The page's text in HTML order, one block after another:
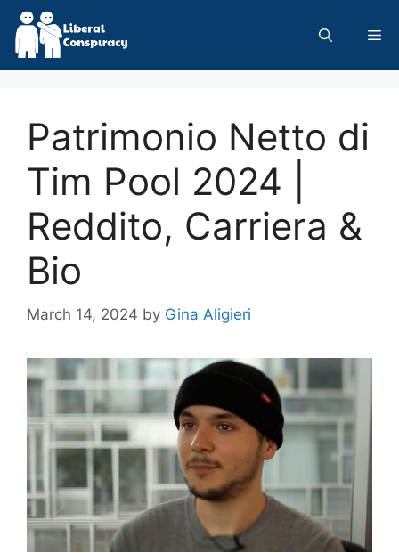
Skip
content
Patrimonio Netto di
Tim Pool 2024 |
Reddito, Carriera &
Bio
March 14, 2024 by Gina Aligieri